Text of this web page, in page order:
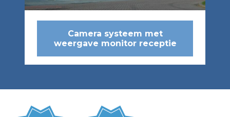
Camera systeem met
weergave monitor receptie